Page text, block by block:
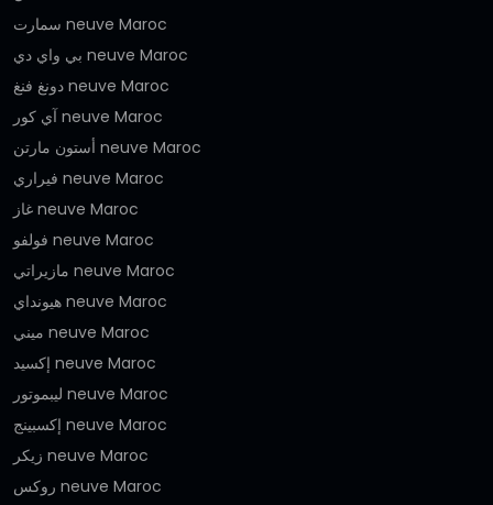
سمارت neuve Maroc
بي واي دي neuve Maroc
دونغ فنغ neuve Maroc
آي كور neuve Maroc
أستون مارتن neuve Maroc
فيراري neuve Maroc
غاز neuve Maroc
فولفو neuve Maroc
مازيراتي neuve Maroc
هيونداي neuve Maroc
ميني neuve Maroc
إكسيد neuve Maroc
ليبموتور neuve Maroc
إكسبينج neuve Maroc
زيكر neuve Maroc
روكس neuve Maroc